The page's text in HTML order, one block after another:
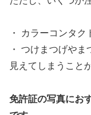
・ カラーコンタク
・ つけまつげや
見えてしまうこと
免許証の写真にお